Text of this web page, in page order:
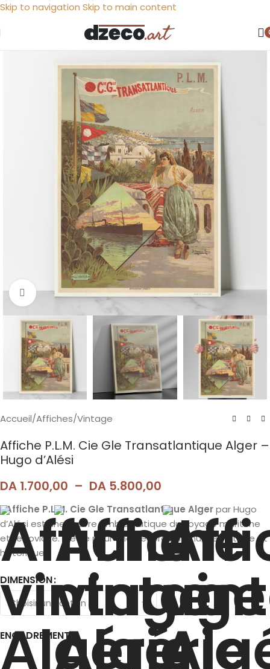
Skip to navigation Skip to main content
Agrandir
Accueil/Affiches/Vintage
Affiche P.L.M. Cie Gle Transatlantique Alger –
Hugo d’Alési
DA 1.700,00 – DA 5.800,00
L’Affiche P.L.M. Cie Gle Transatlantique Algerpar Hugo
d’Alési est une œuvre emblématique du voyage maritime
et ferroviaire. Idéale pour une décoration murale vintage et
historique.
DIMENSION
ENCADREMENT